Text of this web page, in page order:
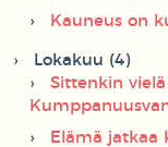
Kauneus on
Lokakuu (4)
Sittenkin vielä
Elämä jatkaa